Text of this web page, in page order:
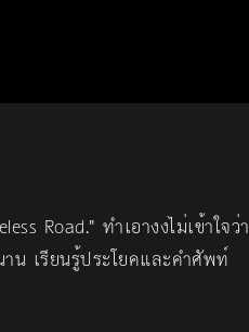
Road." ทำเอางงไม่เข้าใจว่า
เรียนรู้ประโยคและคำศัพท์